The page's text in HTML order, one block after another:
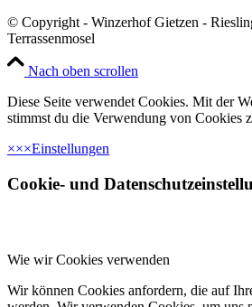
© Copyright - Winzerhof Gietzen -
Terrassenmosel
Nach oben scrollen
Diese Seite verwendet Cookies. Mit der
stimmst du die Verwendung von Cookies
×××Einstellungen
Cookie- und
Wie wir Cookies verwenden
Wir können Cookies anfordern, die auf